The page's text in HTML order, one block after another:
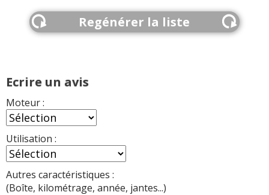
Regénérer la liste
Ecrire un avis
Moteur :
Utilisation :
Autres caractéristiques :
(Boîte, kilométrage, année, jantes...)